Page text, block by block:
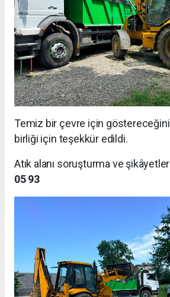
Temiz bir çevre için
birliği için teşekkür edildi.
Atık alanı soruşturma ve
05 93